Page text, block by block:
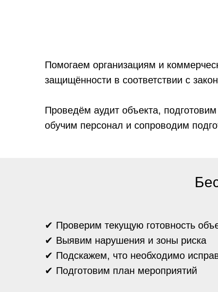
Помогаем организациям и
защищённости в соответствии с
Проведём аудит объекта,
обучим персонал и сопроводим
✔ Проверим текущую готовность
✔ Выявим нарушения и зоны риска
✔ Подскажем, что необходимо
✔ Подготовим план мероприятий